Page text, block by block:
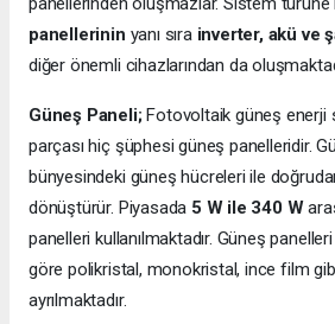
panellerinin yanı sıra inverter, akü ve
diğer önemli cihazlarından da
Güneş Paneli;Fotovoltaik güneş enerji
parçası hiç şüphesi güneş panelleridir.
bünyesindeki güneş hücreleri ile
dönüştürür. Piyasada 5 W ile 340 W
panelleri kullanılmaktadır. Güneş
göre polikristal, monokristal, ince film
ayrılmaktadır.